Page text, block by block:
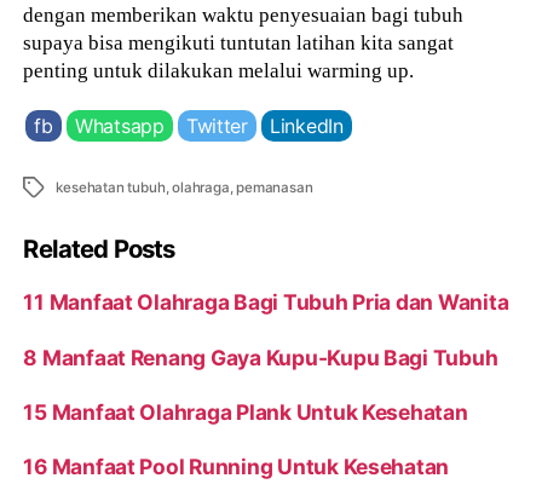
dengan memberikan waktu penyesuaian bagi tubuh
supaya bisa mengikuti tuntutan latihan kita sangat
penting untuk dilakukan melalui warming up.
fb Whatsapp Twitter LinkedIn
Tags kesehatan tubuh ,olahraga ,pemanasan
Related Posts
11 Manfaat Olahraga Bagi Tubuh Pria dan Wanita
8 Manfaat Renang Gaya Kupu-Kupu Bagi Tubuh
15 Manfaat Olahraga Plank Untuk Kesehatan
16 Manfaat Pool Running Untuk Kesehatan